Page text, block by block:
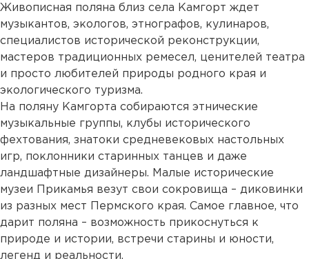
Живописная поляна близ села Камгорт ждет
музыкантов, экологов, этнографов, кулинаров,
специалистов исторической реконструкции,
мастеров традиционных ремесел, ценителей театра
и просто любителей природы родного края и
экологического туризма.
На поляну Камгорта собираются этнические
музыкальные группы, клубы исторического
фехтования, знатоки средневековых настольных
игр, поклонники старинных танцев и даже
ландшафтные дизайнеры. Малые исторические
музеи Прикамья везут свои сокровища – диковинки
из разных мест Пермского края. Самое главное, что
дарит поляна – возможность прикоснуться к
природе и истории, встречи старины и юности,
легенд и реальности.